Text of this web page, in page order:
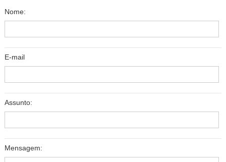
Nome:
E-mail
Assunto:
Mensagem: